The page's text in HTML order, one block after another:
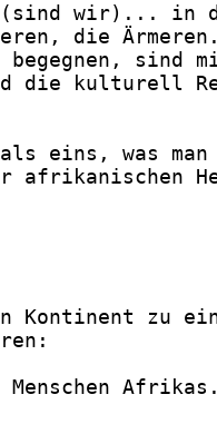
wir)... in
die
begegnen, sind
die kulturell
eins, was man
afrikanischen
Kontinent zu